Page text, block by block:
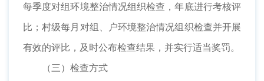
每季度对组环境整治情况组织检查，年底进行考核评
比；村级每月对组、户环境整治情况组织检查并开展
有效的评比，及时公布检查结果，并实行适当奖罚。
（三）检查方式